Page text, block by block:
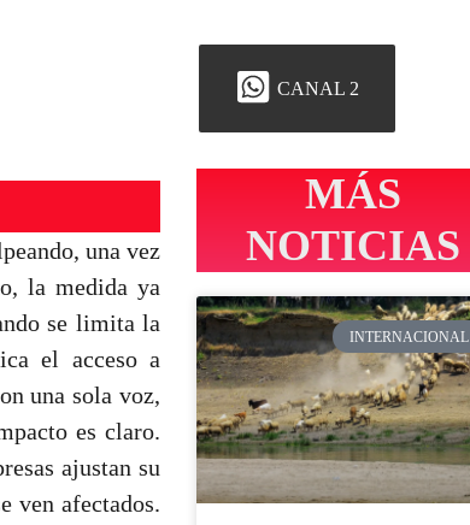
CANAL 2
una vez
la medida ya
se limita la
el acceso a
una sola voz,
es claro.
ajustan su
ven afectados.
MÁS
NOTICIAS
INTERNACIONAL